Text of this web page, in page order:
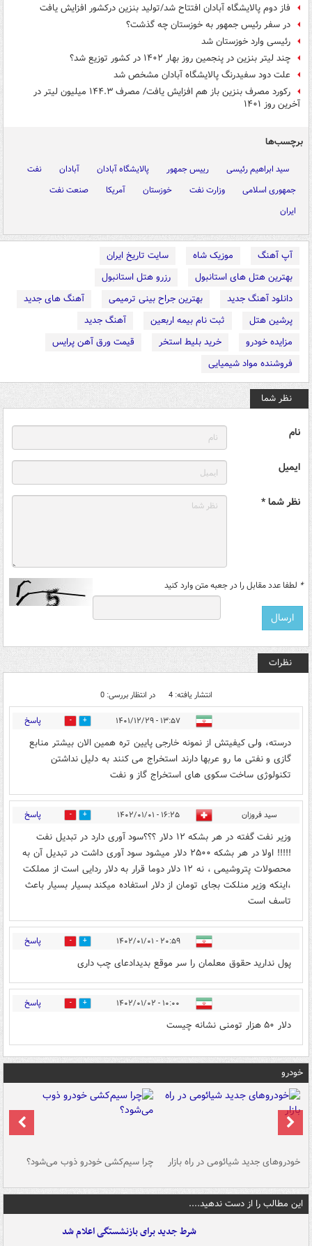
فاز دوم پالایشگاه آبادان افتتاح شد/تولید بنزین درکشور افزایش یافت
در سفر رئیس جمهور به خوزستان چه گذشت؟
رئیسی وارد خوزستان شد
چند لیتر بنزین در پنجمین روز بهار ۱۴۰۲ در کشور توزیع شد؟
علت دود سفیدرنگ پالایشگاه آبادان مشخص شد
رکورد مصرف بنزین باز هم افزایش یافت/ مصرف ۱۴۴.۳ میلیون لیتر در
آخرین روز ۱۴۰۱
برچسب‌ها
سید ابراهیم رئیسی رییس جمهور پالایشگاه آبادان آبادان
نفت
جمهوری اسلامی
وزارت نفت خوزستان آمریکا
صنعت نفت
ایران
آپ آهنگ موزیک شاه
سایت تاریخ ایران
بهترین هتل های استانبول
رزرو هتل استانبول
دانلود آهنگ جدید
بهترین جراح بینی ترمیمی
آهنگ های جدید
پرشین هتل
ثبت نام بیمه اربعین
آهنگ جدید
مزایده خودرو
خرید بلیط استخر
قیمت ورق آهن پرایس
فروشنده مواد شیمیایی
نظر شما
نام
ایمیل
نظر شما *
* لطفا عدد مقابل را در جعبه متن وارد کنید
نظرات
انتشار یافته: 4 در انتظار بررسی: 0
۱۳:۵۷ - ۱۴۰۱/۱۲/۲۹ 0 پاسخ
درسته، ولی کیفیتش از نمونه خارجی پایین تره همین الان بیشتر منابع
گازی و نفتی ما رو عربها دارند استخراج می کنند به دلیل نداشتن
تکنولوژی ساخت سکوی های استخراج گاز و نفت
سید فروزان ۱۶:۲۵ - ۱۴۰۲/۰۱/۰۱ 0 پاسخ
وزیر نفت گفته در هر بشکه ۱۲ دلار ؟؟؟سود آوری دارد در تبدیل نفت
!!!!! اولا در هر بشکه ۲۵۰۰ دلار میشود سود آوری داشت در تبدیل آن به
محصولات پتروشیمی ، نه ۱۲ دلار دوما قرار به دلار ردایی است از مملکت
،اینکه وزیر منلکت بجای تومان از دلار استفاده میکند بسیار بسیار باعث
تاسف است
۲۰:۵۹ - ۱۴۰۲/۰۱/۰۱ 1 پاسخ
پول ندارید حقوق معلمان را سر موقع بدیدادعای چب داری
۱۰:۰۰ - ۱۴۰۲/۰۱/۰۲ 0 پاسخ
دلار ۵۰ هزار تومنی نشانه چیست
خودرو
خودروهای جدید شیائومی در راه بازار چرا سیم‌کشی خودرو ذوب می‌شود؟
این مطالب را از دست ندهید....
شرط جدید برای بازنشستگی اعلام شد